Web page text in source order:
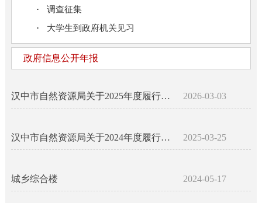
调查征集
大学生到政府机关见习
政府信息公开年报
汉中市自然资源局关于2025年度履行生态环境保护职责的专题报告 2026-03-03
汉中市自然资源局关于2024年度履行生态环境保护职责的专题报告 2025-03-25
城乡综合楼 2024-05-17